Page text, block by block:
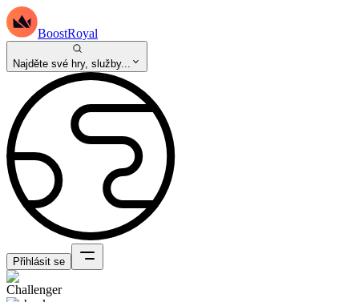
BoostRoyal
Najděte své hry, služby...
Přihlásit se